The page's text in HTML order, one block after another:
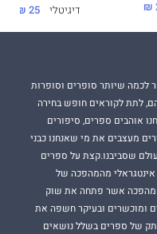
דיגיטלי 25 ₪
שיותר סופרים וסופרות
לתת לקוראים חופש בחירה
אוהבים ספרים, סיפורים
מעצבים את מי שאנחנו כבני
שסביבנו.קצת על ספרים
אינטגראלי מהמהפכה של
מהפכה אשר פתחה את שוק
ומוכשרים ובעיקר חשפה את
של ספרים בשלל נושאים